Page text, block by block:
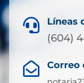
 Líneas
(604)
 Correo